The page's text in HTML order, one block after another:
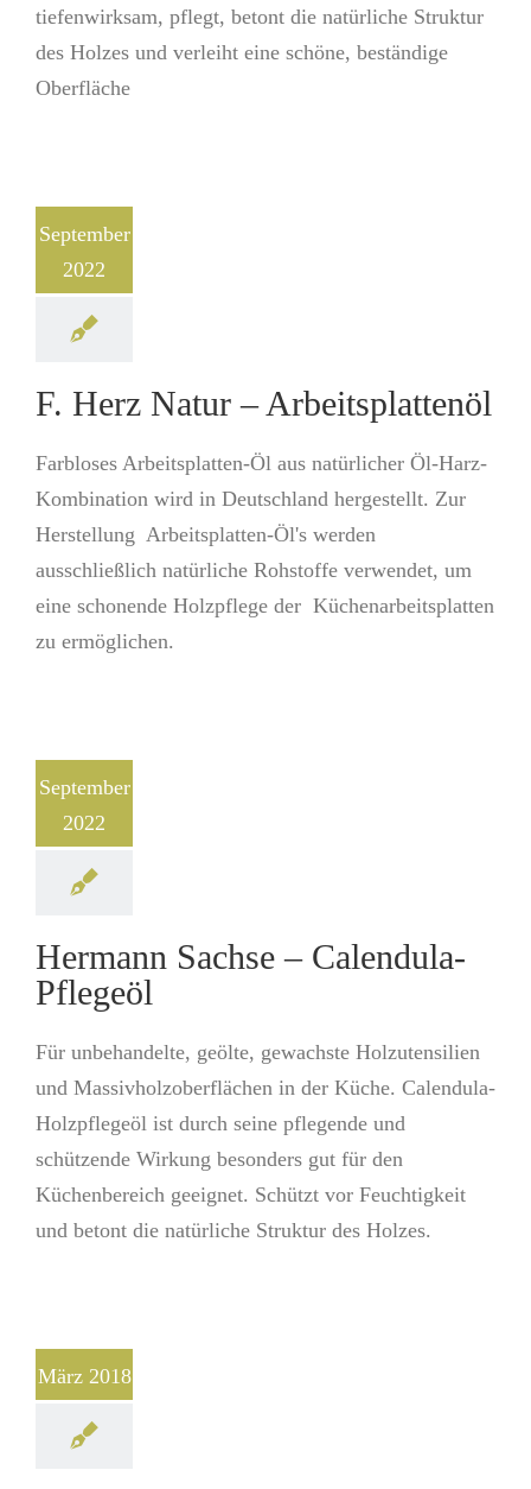
tiefenwirksam, pflegt, betont die natürliche Struktur
des Holzes und verleiht eine schöne, beständige
Oberfläche
September
2022
F. Herz Natur – Arbeitsplattenöl
Farbloses Arbeitsplatten-Öl aus natürlicher Öl-Harz-
Kombi­nation wird in Deutschland hergestellt. Zur
Herstellung Arbeitsplatten-Öl's werden
ausschließlich natürliche Rohstoffe ver­wen­det, um
eine schonende Holzpflege der Küchenarbeitsplatten
zu ermög­lichen.
September
2022
Hermann Sachse – Calendula-
Pflegeöl
Für unbehandelte, geölte, gewachste Holzutensilien
und Massivholzoberflächen in der Küche. Calendula-
Holzpflegeöl ist durch seine pflegende und
schützende Wirkung besonders gut für den
Küchenbereich geeignet. Schützt vor Feuchtigkeit
und betont die natürliche Struktur des Holzes.
März 2018